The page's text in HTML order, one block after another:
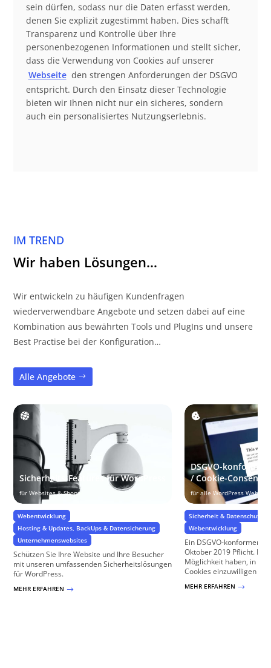
sein dürfen, sodass nur die Daten erfasst werden,
denen Sie explizit zugestimmt haben. Dies schafft
Transparenz und Kontrolle über Ihre
personenbezogenen Informationen und stellt sicher,
dass die Verwendung von Cookies auf unserer
Webseite den strengen Anforderungen der DSGVO
entspricht. Durch den Einsatz dieser Technologie
bieten wir Ihnen nicht nur ein sicheres, sondern
auch ein personalisiertes Nutzungserlebnis.
IM TREND
Wir haben Lösungen…
Wir entwickeln zu häufigen Kundenfragen
wiederverwendbare Angebote und setzen dabei auf eine
Kombination aus bewährten Tools und PlugIns und unsere
Best Practise bei der Konfiguration…
Alle Angebote
Sicherheits-Features für WordPress
für Websites & Shops
Webentwicklung
Hosting & Updates, BackUps & Datensicherung
Unternehmenswebsites
Schützen Sie Ihre Website und Ihre Besucher
mit unseren umfassenden Sicherheitslösungen
für WordPress.
MEHR ERFAHREN $
DSGVO-konformer
/ Cookie-Consent
für alle WordPress Website
Sicherheit & Datenschutz
Webentwicklung
Ein DSGVO-konformer
Oktober 2019 Pflicht.
Möglichkeit haben, in die
Cookies einzuwilligen
MEHR ERFAHREN $